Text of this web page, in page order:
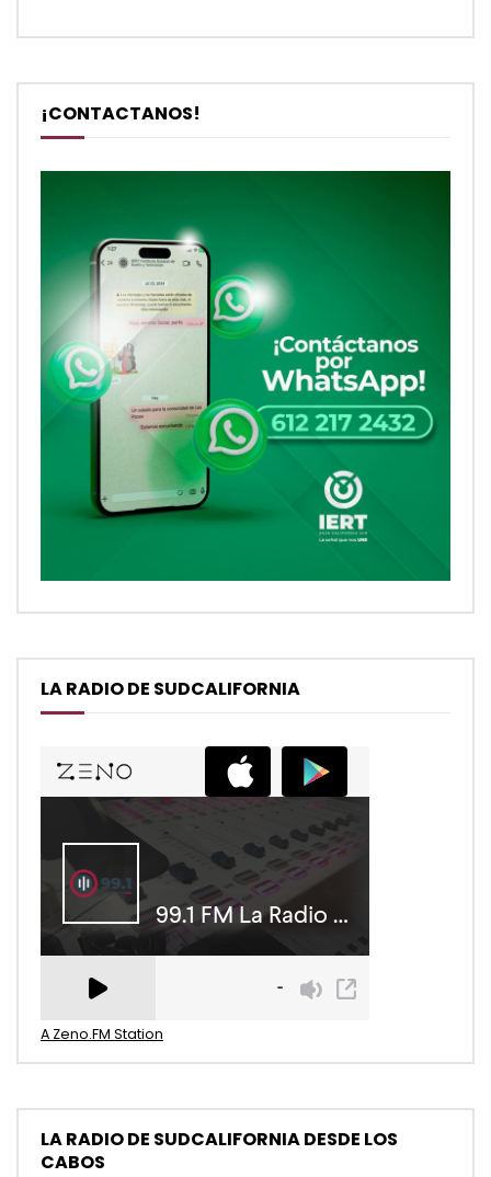
¡CONTACTANOS!
LA RADIO DE SUDCALIFORNIA
A Zeno.FM Station
LA RADIO DE SUDCALIFORNIA DESDE LOS
CABOS